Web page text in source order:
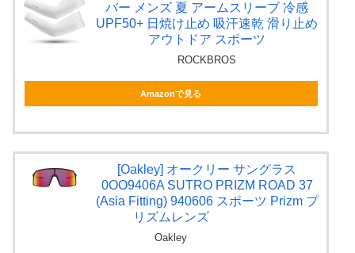
バー メンズ 夏 アームスリーブ 冷感
UPF50+ 日焼け止め 吸汗速乾 滑り止め
アウトドア スポーツ
ROCKBROS
Amazonで見る
[Oakley] オークリー サングラス
0OO9406A SUTRO PRIZM ROAD 37
(Asia Fitting) 940606 スポーツ Prizm プ
リズムレンズ
Oakley